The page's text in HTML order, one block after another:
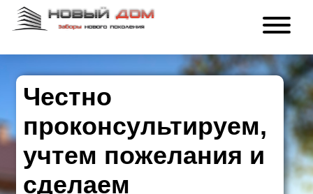
Честно
проконсультируем,
учтем пожелания и
сделаем